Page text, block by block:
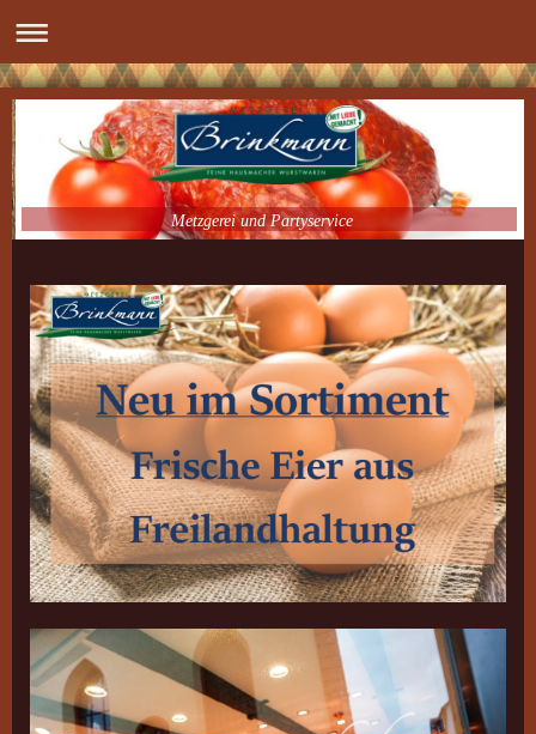
Metzgerei und Partyservice